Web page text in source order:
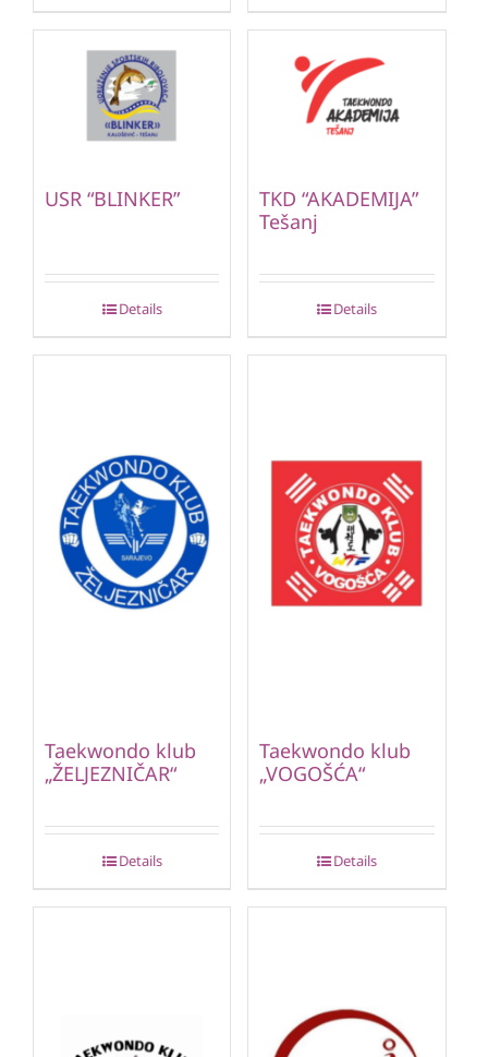
USR “BLINKER”
Details
TKD “AKADEMIJA”
Tešanj
Details
Taekwondo klub
„ŽELJEZNIČAR“
Details
Taekwondo klub
„VOGOŠĆA“
Details